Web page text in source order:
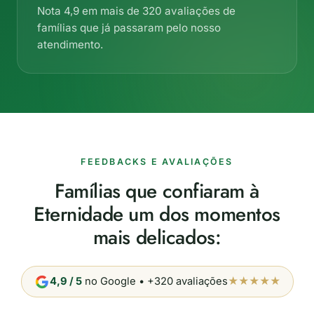
Nota 4,9 em mais de 320 avaliações de
famílias que já passaram pelo nosso
atendimento.
FEEDBACKS E AVALIAÇÕES
Famílias que confiaram à
Eternidade um dos momentos
mais delicados:
4,9 / 5no Google • +320 avaliações★★★★★